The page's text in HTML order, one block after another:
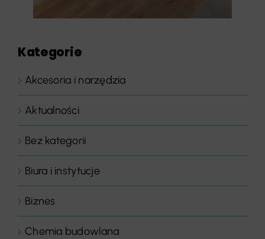
Kategorie
Akcesoria i narzędzia
Aktualności
Bez kategorii
Biura i instytucje
Biznes
Chemia budowlana